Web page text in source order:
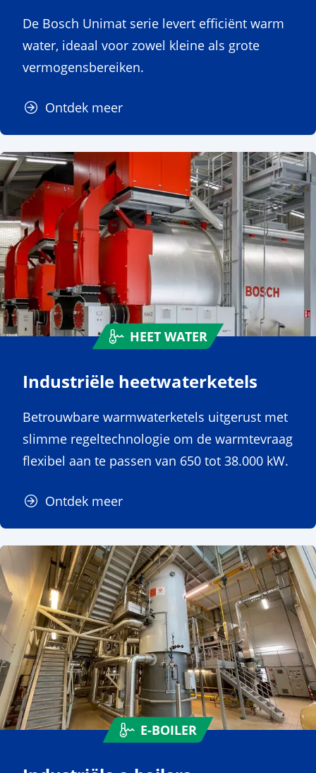
De Bosch Unimat serie levert efficiënt warm
water, ideaal voor zowel kleine als grote
vermogensbereiken.
Ontdek meer
HEET WATER
Industriële heetwaterketels
Betrouwbare warmwaterketels uitgerust met
slimme regeltechnologie om de warmtevraag
flexibel aan te passen van 650 tot 38.000 kW.
Ontdek meer
E-BOILER